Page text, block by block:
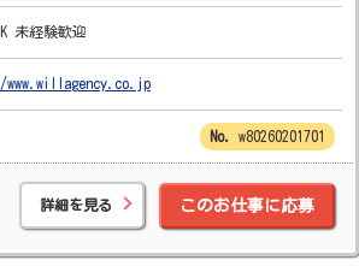
未経験歓迎
w80260201701
詳細を見る このお仕事に応募